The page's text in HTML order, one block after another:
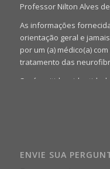
Professor Nilton Alves
As informações
orientação geral e
por um (a) médico(a)
tratamento das
Será omitida a
identificação da pessoa
ENVIE SUA